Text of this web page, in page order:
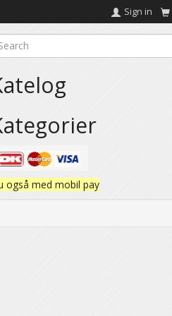
Sign in
også med mobil pay